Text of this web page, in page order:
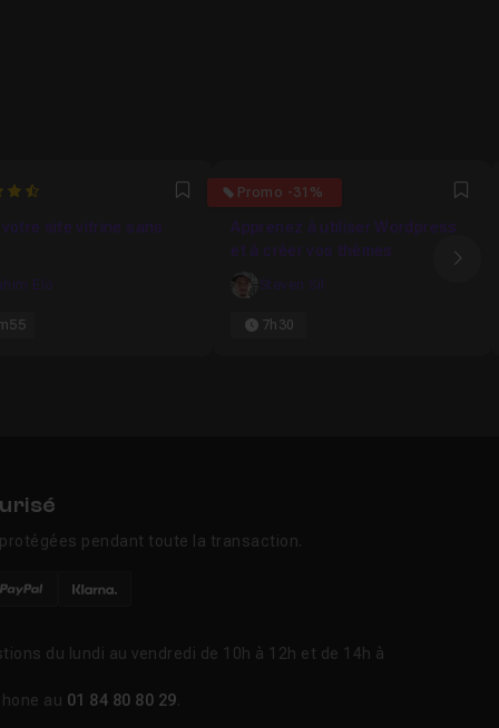
Favori
site vitrine sans
Elo
Promo -31%
4.8333333333333
Apprenez à utiliser Wordpress
et à créer vos thèmes
Steven Sil
7h30
pendant toute la transaction.
du lundi au vendredi de 10h à 12h et de 14h à
au 01 84 80 80 29.